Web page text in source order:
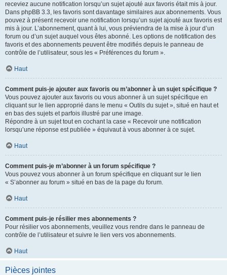
receviez aucune notification lorsqu’un sujet ajouté aux favoris était mis à jour.
Dans phpBB 3.3, les favoris sont davantage similaires aux abonnements. Vous
pouvez à présent recevoir une notification lorsqu’un sujet ajouté aux favoris est
mis à jour. L’abonnement, quant à lui, vous préviendra de la mise à jour d’un
forum ou d’un sujet auquel vous êtes abonné. Les options de notification des
favoris et des abonnements peuvent être modifiés depuis le panneau de
contrôle de l’utilisateur, sous les « Préférences du forum ».
Haut
Comment puis-je ajouter aux favoris ou m’abonner à un sujet spécifique ?
Vous pouvez ajouter aux favoris ou vous abonner à un sujet spécifique en
cliquant sur le lien approprié dans le menu « Outils du sujet », situé en haut et
en bas des sujets et parfois illustré par une image.
Répondre à un sujet tout en cochant la case « Recevoir une notification
lorsqu’une réponse est publiée » équivaut à vous abonner à ce sujet.
Haut
Comment puis-je m’abonner à un forum spécifique ?
Vous pouvez vous abonner à un forum spécifique en cliquant sur le lien
« S’abonner au forum » situé en bas de la page du forum.
Haut
Comment puis-je résilier mes abonnements ?
Pour résilier vos abonnements, veuillez vous rendre dans le panneau de
contrôle de l’utilisateur et suivre le lien vers vos abonnements.
Haut
Pièces jointes